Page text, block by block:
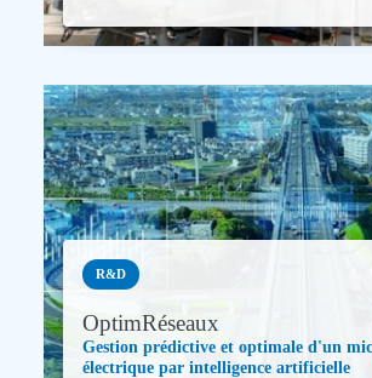
R&D
OptimRéseaux
Gestion prédictive et optimale d'un
électrique par intelligence artificielle